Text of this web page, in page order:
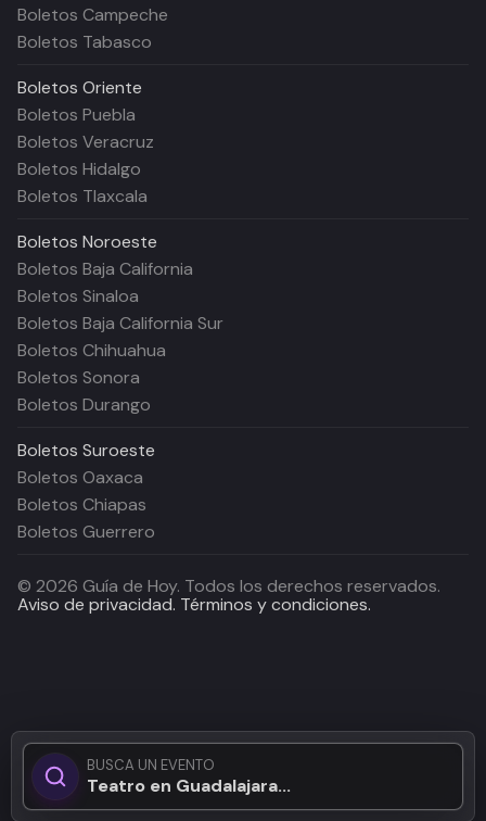
BUSCA UN EVENTO
Teatro en Guadalajara...
Boletos Campeche
Boletos Tabasco
Boletos Oriente
Boletos Puebla
Boletos Veracruz
Boletos Hidalgo
Boletos Tlaxcala
Boletos Noroeste
Boletos Baja California
Boletos Sinaloa
Boletos Baja California Sur
Boletos Chihuahua
Boletos Sonora
Boletos Durango
Boletos Suroeste
Boletos Oaxaca
Boletos Chiapas
Boletos Guerrero
© 2026 Guía de Hoy. Todos los derechos reservados.
Aviso de privacidad. Términos y condiciones.